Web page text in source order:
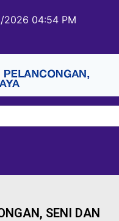
2026 04:54 PM
SENI DAN